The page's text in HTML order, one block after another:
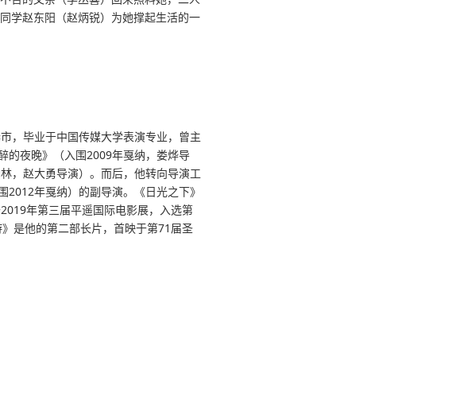
学赵东阳（赵炳锐）为她撑起生活的一
，毕业于中国传媒大学表演专业，曾主
的夜晚》（入围2009年戛纳，娄烨导
，赵大勇导演）。而后，他转向导演工
年戛纳）的副导演。《日光之下》
年第三届平遥国际电影展，入选第
是他的第二部长片，首映于第71届圣